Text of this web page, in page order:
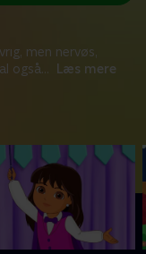
men nervøs,
også... Læs mere